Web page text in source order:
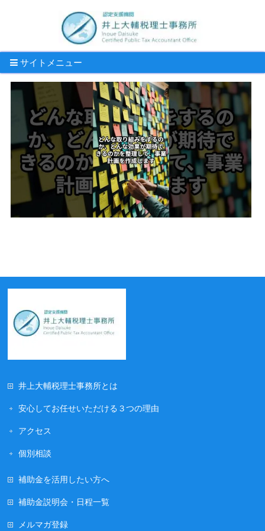
サイトメニュー
井上大輔税理士事務所とは
安心してお任せいただける３つの理由
アクセス
個別相談
補助金を活用したい方へ
補助金説明会・日程一覧
メルマガ登録